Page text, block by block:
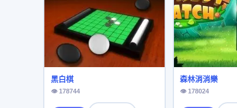
黑白棋
👁 178744
森林消消樂
👁 178024